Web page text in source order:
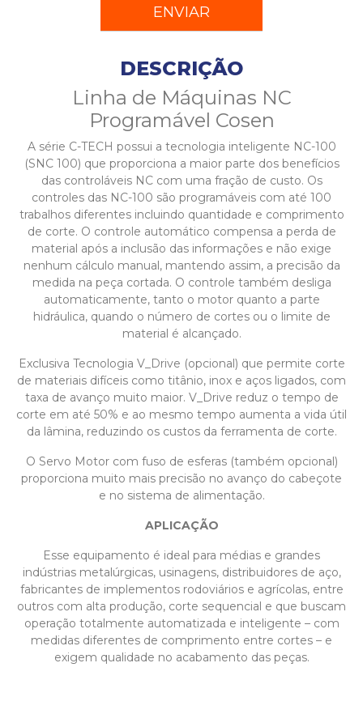
DESCRIÇÃO
Linha de Máquinas NC
Programável Cosen
A série C-TECH possui a tecnologia inteligente NC-100
(SNC 100) que proporciona a maior parte dos benefícios
das controláveis NC com uma fração de custo. Os
controles das NC-100 são programáveis com até 100
trabalhos diferentes incluindo quantidade e comprimento
de corte. O controle automático compensa a perda de
material após a inclusão das informações e não exige
nenhum cálculo manual, mantendo assim, a precisão da
medida na peça cortada. O controle também desliga
automaticamente, tanto o motor quanto a parte
hidráulica, quando o número de cortes ou o limite de
material é alcançado.
Exclusiva Tecnologia V_Drive (opcional) que permite corte
de materiais difíceis como titânio, inox e aços ligados, com
taxa de avanço muito maior. V_Drive reduz o tempo de
corte em até 50% e ao mesmo tempo aumenta a vida útil
da lâmina, reduzindo os custos da ferramenta de corte.
O Servo Motor com fuso de esferas (também opcional)
proporciona muito mais precisão no avanço do cabeçote
e no sistema de alimentação.
APLICAÇÃO
Esse equipamento é ideal para médias e grandes
indústrias metalúrgicas, usinagens, distribuidores de aço,
fabricantes de implementos rodoviários e agrícolas, entre
outros com alta produção, corte sequencial e que buscam
operação totalmente automatizada e inteligente – com
medidas diferentes de comprimento entre cortes – e
exigem qualidade no acabamento das peças.